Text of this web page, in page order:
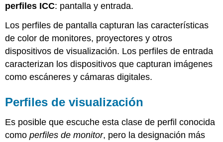
perfiles ICC: pantalla y entrada.
Los perfiles de pantalla capturan las características
de color de monitores, proyectores y otros
dispositivos de visualización. Los perfiles de entrada
caracterizan los dispositivos que capturan imágenes
como escáneres y cámaras digitales.
Perfiles de visualización
Es posible que escuche esta clase de perfil conocida
comoperfiles de monitor, pero la designación más